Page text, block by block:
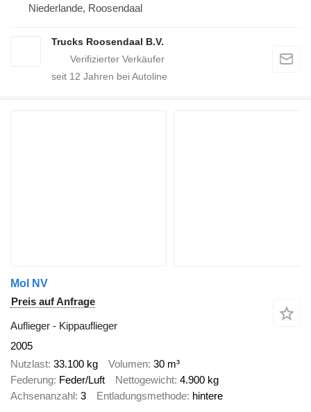
Niederlande, Roosendaal
Trucks Roosendaal B.V.
seit 12 Jahren bei Autoline
Mol NV
Preis auf Anfrage
Auflieger - Kippauflieger
2005
Nutzlast 33.100 kg Volumen 30 m³
Federung Feder/Luft Nettogewicht 4.900 kg
Achsenanzahl
3 Entladungsmethode hintere